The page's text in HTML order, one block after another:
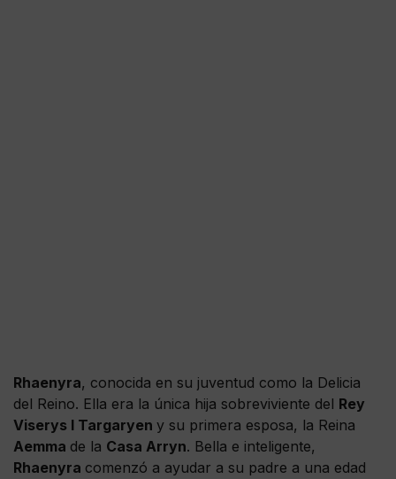
Rhaenyra, conocida en su juventud como la Delicia
del Reino. Ella era la única hija sobreviviente del Rey
Viserys I Targaryen y su primera esposa, la Reina
Aemma de la Casa Arryn. Bella e inteligente,
Rhaenyra comenzó a ayudar a su padre a una edad